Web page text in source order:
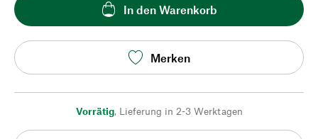
In den Warenkorb
Merken
Vorrätig, Lieferung in 2-3 Werktagen